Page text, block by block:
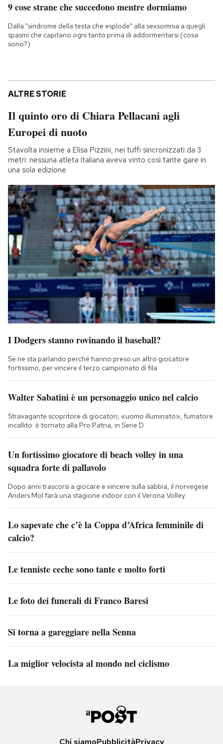
9 cose strane che succedono mentre dormiamo
Dalla "sindrome della testa che esplode" alla sexsomnia a quegli
spasmi che capitano ogni tanto prima di addormentarsi (cosa
sono?)
ALTRE STORIE
Il quinto oro di Chiara Pellacani agli
Europei di nuoto
Stavolta insieme a Elisa Pizzini, nei tuffi sincronizzati da 3
metri: nessuna atleta italiana aveva vinto così tante gare in
una sola edizione
I Dodgers stanno rovinando il baseball?
Se ne sta parlando perché hanno preso un altro giocatore
fortissimo, per vincere il terzo campionato di fila
Walter Sabatini è un personaggio unico nel calcio
Stravagante scopritore di giocatori, «uomo illuminato», fumatore
incallito: è tornato alla Pro Patria, in Serie D
Un fortissimo giocatore di beach volley in una
squadra forte di pallavolo
Dopo anni trascorsi a giocare e vincere sulla sabbia, il norvegese
Anders Mol farà una stagione indoor con il Verona Volley
Lo sapevate che c’è la Coppa d’Africa femminile di
calcio?
Le tenniste ceche sono tante e molto forti
Le foto dei funerali di Franco Baresi
Si torna a gareggiare nella Senna
La miglior velocista al mondo nel ciclismo
Chi siamoPubblicitàPrivacy